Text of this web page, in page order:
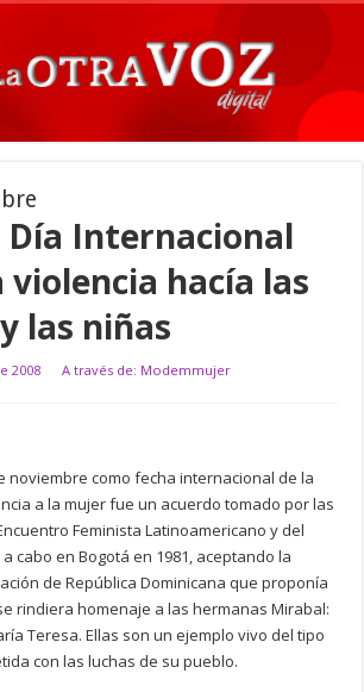
Internacional
hacía las
las niñas
2008
A través de: Modemmujer
noviembre como fecha internacional de la
a la mujer fue un acuerdo tomado por las
Feminista Latinoamericano y del
cabo en Bogotá en 1981, aceptando la
de República Dominicana que proponía
rindiera homenaje a las hermanas Mirabal:
Teresa. Ellas son un ejemplo vivo del tipo
con las luchas de su pueblo.